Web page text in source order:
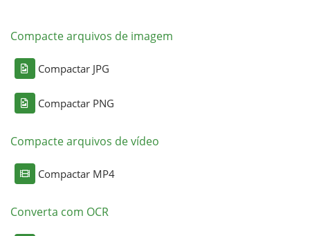
Compacte arquivos de imagem
Compactar JPG
Compactar PNG
Compacte arquivos de vídeo
Compactar MP4
Converta com OCR